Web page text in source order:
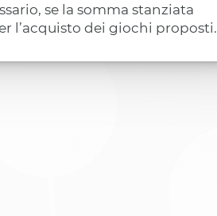
se la somma stanziata
l’acquisto dei giochi proposti.